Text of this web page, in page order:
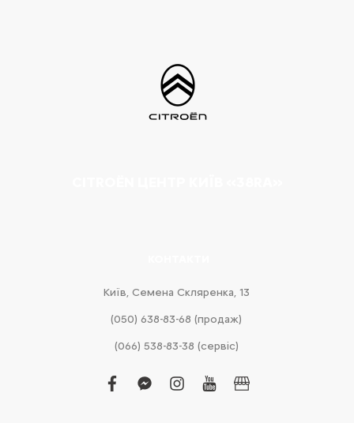
Київ, Cемена Скляренка, 13
(050) 638-83-68 (продаж)
(066) 538-83-38 (сервіс)
facebook
facebook-
instagram
youtubebusiness